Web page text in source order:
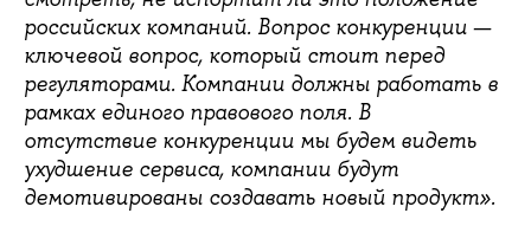
российских компаний. Вопрос конкуренции —
ключевой вопрос, который стоит перед
регуляторами. Компании должны работать в
рамках единого правового поля. В
отсутствие конкуренции мы будем видеть
ухудшение сервиса, компании будут
демотивированы создавать новый продукт».